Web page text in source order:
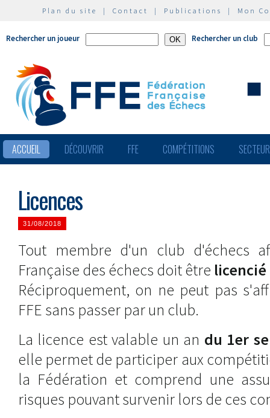
Plan du site | Contact | Publications | Mon
Rechercher un joueur Rechercher un club
ACCUEIL DÉCOUVRIR FFE COMPÉTITIONS
Licences
31/08/2018
Tout membre d'un club d'échecs
Française des échecs doit être
Réciproquement, on ne peut pas
FFE sans passer par un club.
La licence est valable un an du 1er
elle permet de participer aux
la Fédération et comprend une
risques pouvant survenir lors de ces